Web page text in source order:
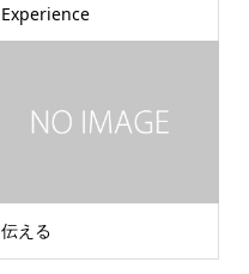
Experience
伝える